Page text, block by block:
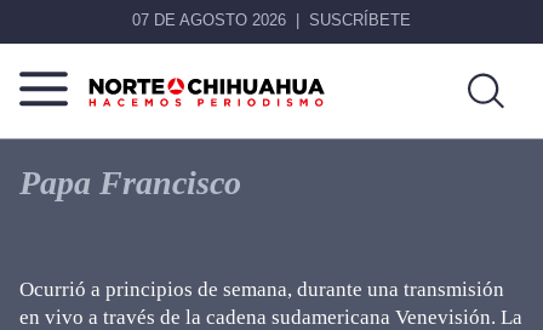
07 DE AGOSTO 2026 SUSCRÍBETE
Norte
De
Chihuahua
Más
que
noticias,
Papa Francisco
Ocurrió a principios de semana, durante una transmisión
en vivo a través de la cadena sudamericana Venevisión. La